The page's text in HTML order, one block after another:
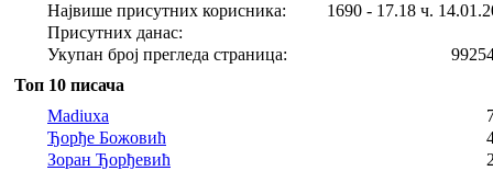
Највише присутних корисника:
1690 - 17.18 ч.
Присутних данас:
Укупан број прегледа страница:
Топ 10 писача
Madiuxa
Ђорђе Божовић
Зоран Ђорђевић